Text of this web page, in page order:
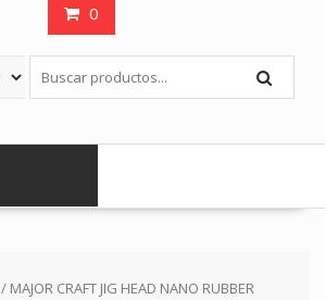
0
/ MAJOR CRAFT JIG HEAD NANO RUBBER